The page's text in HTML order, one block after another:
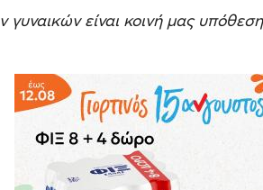
είναι κοινή μας